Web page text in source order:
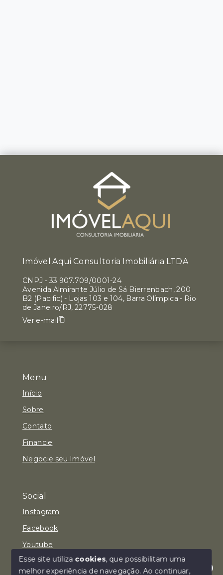
Menu
Início
Sobre
Contato
Financie
Negocie seu Imóvel
Social
Instagram
Facebook
Youtube
Imóvel Aqui Consultoria Imobiliária LTDA
CNPJ - 33.907.709/0001-24
Avenida Almirante Júlio de Sá Bierrenbach, 200
B2 (Pacific) - Lojas 103 e 104, Barra Olímpica - Rio
de Janeiro/RJ, 22775-028
Ver e-mail
Esse site utiliza cookies, que possibilitam uma
melhor experiência de navegação.Ao continuar,